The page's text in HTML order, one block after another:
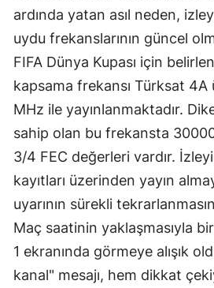
ardında yatan asıl neden,
uydu frekanslarının güncel
FIFA Dünya Kupası için
kapsama frekansı Türksat 4A
MHz ile yayınlanmaktadır.
sahip olan bu frekansta
3/4 FEC değerleri vardır.
kayıtları üzerinden yayın
uyarının sürekli
Maç saatinin yaklaşmasıyla
1 ekranında görmeye alışık
kanal" mesajı, hem dikkat